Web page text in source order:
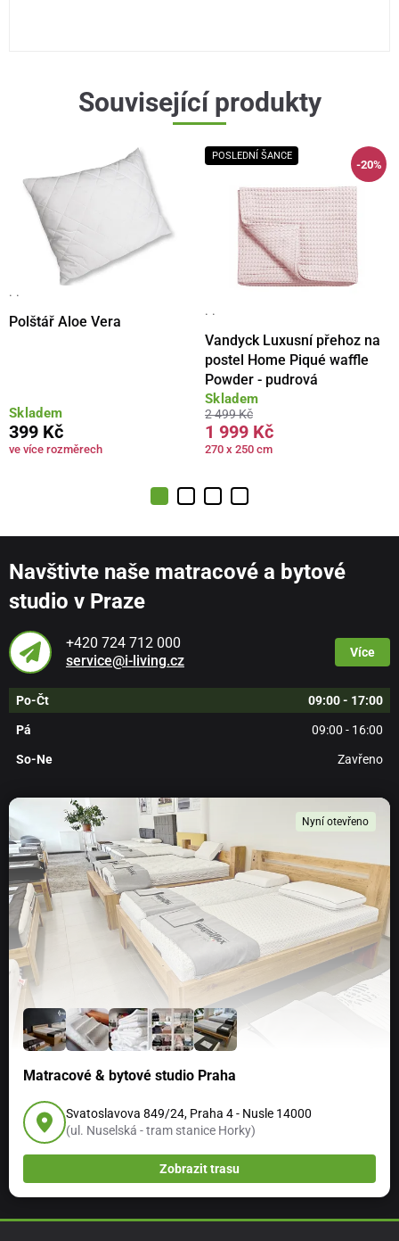
Související produkty
· ·
Polštář Aloe Vera
Skladem
399 Kč
ve více rozměrech
POSLEDNÍ ŠANCE
-20%
· ·
Vandyck Luxusní přehoz na
postel Home Piqué waffle
Powder - pudrová
Skladem
2 499 Kč
1 999 Kč
270 x 250 cm
Navštivte naše matracové a bytové
studio v Praze
+420 724 712 000
service@i-living.cz
Více
Po-Čt 09:00 - 17:00
Pá 09:00 - 16:00
So-Ne Zavřeno
Nyní otevřeno
Matracové & bytové studio Praha
Svatoslavova 849/24, Praha 4 - Nusle 14000
(ul. Nuselská - tram stanice Horky)
Zobrazit trasu